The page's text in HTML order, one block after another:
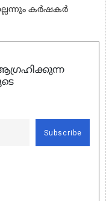
കർഷകർ
Subscribe